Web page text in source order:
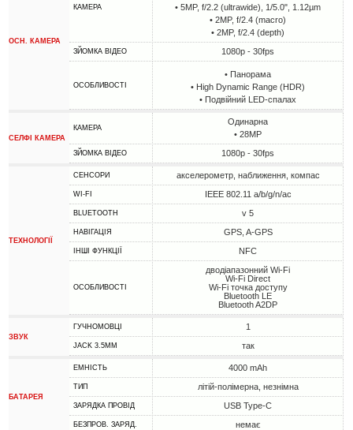
ОСН. КАМЕРА
КАМЕРА
• 5MP, f/2.2 (ultrawide), 1/5.0", 1.12µm
• 2MP, f/2.4 (macro)
• 2MP, f/2.4 (depth)
ЗЙОМКА ВІДЕО 1080p - 30fps
ОСОБЛИВОСТІ
• Панорама
• High Dynamic Range (HDR)
• Подвійний LED-спалах
СЕЛФІ КАМЕРА
КАМЕРА
Одинарна
• 28MP
ЗЙОМКА ВІДЕО 1080p - 30fps
ТЕХНОЛОГІЇ
СЕНСОРИ акселерометр, наближення, компас
WI-FI IEEE 802.11 a/b/g/n/ac
BLUETOOTH v 5
НАВІГАЦІЯ GPS, A-GPS
ІНШІ ФУНКЦІЇ NFC
ОСОБЛИВОСТІ
дводіапазонний Wi-Fi
Wi-Fi Direct
Wi-Fi точка доступу
Bluetooth LE
Bluetooth A2DP
ЗВУК
ГУЧНОМОВЦІ 1
JACK 3.5MM так
БАТАРЕЯ
ЕМНІСТЬ 4000 mAh
ТИП літій-полімерна, незнімна
ЗАРЯДКА ПРОВІД USB Type-C
БЕЗПРОВ. ЗАРЯД. немає